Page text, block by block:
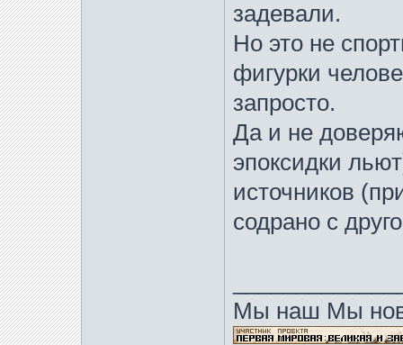
задевали.
Но это не
фигурки
запросто.
Да и не
эпоксидки
источников
содрано с
Мы наш Мы